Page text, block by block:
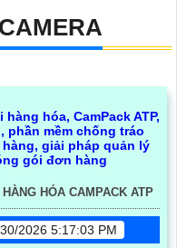
HÓA CAMPACK ATP
2026 5:17:03 PM